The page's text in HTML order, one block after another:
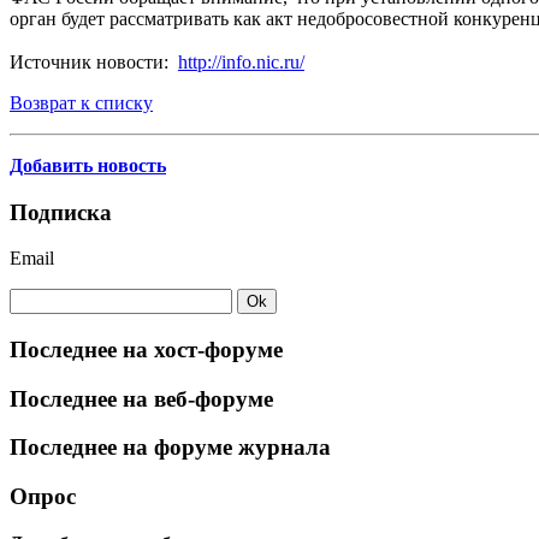
орган будет рассматривать как акт недобросовестной
Источник новости: http://info.nic.ru/
Возврат к списку
Добавить новость
Подписка
Email
Последнее на хост-форуме
Последнее на веб-форуме
Последнее на форуме журнала
Опрос